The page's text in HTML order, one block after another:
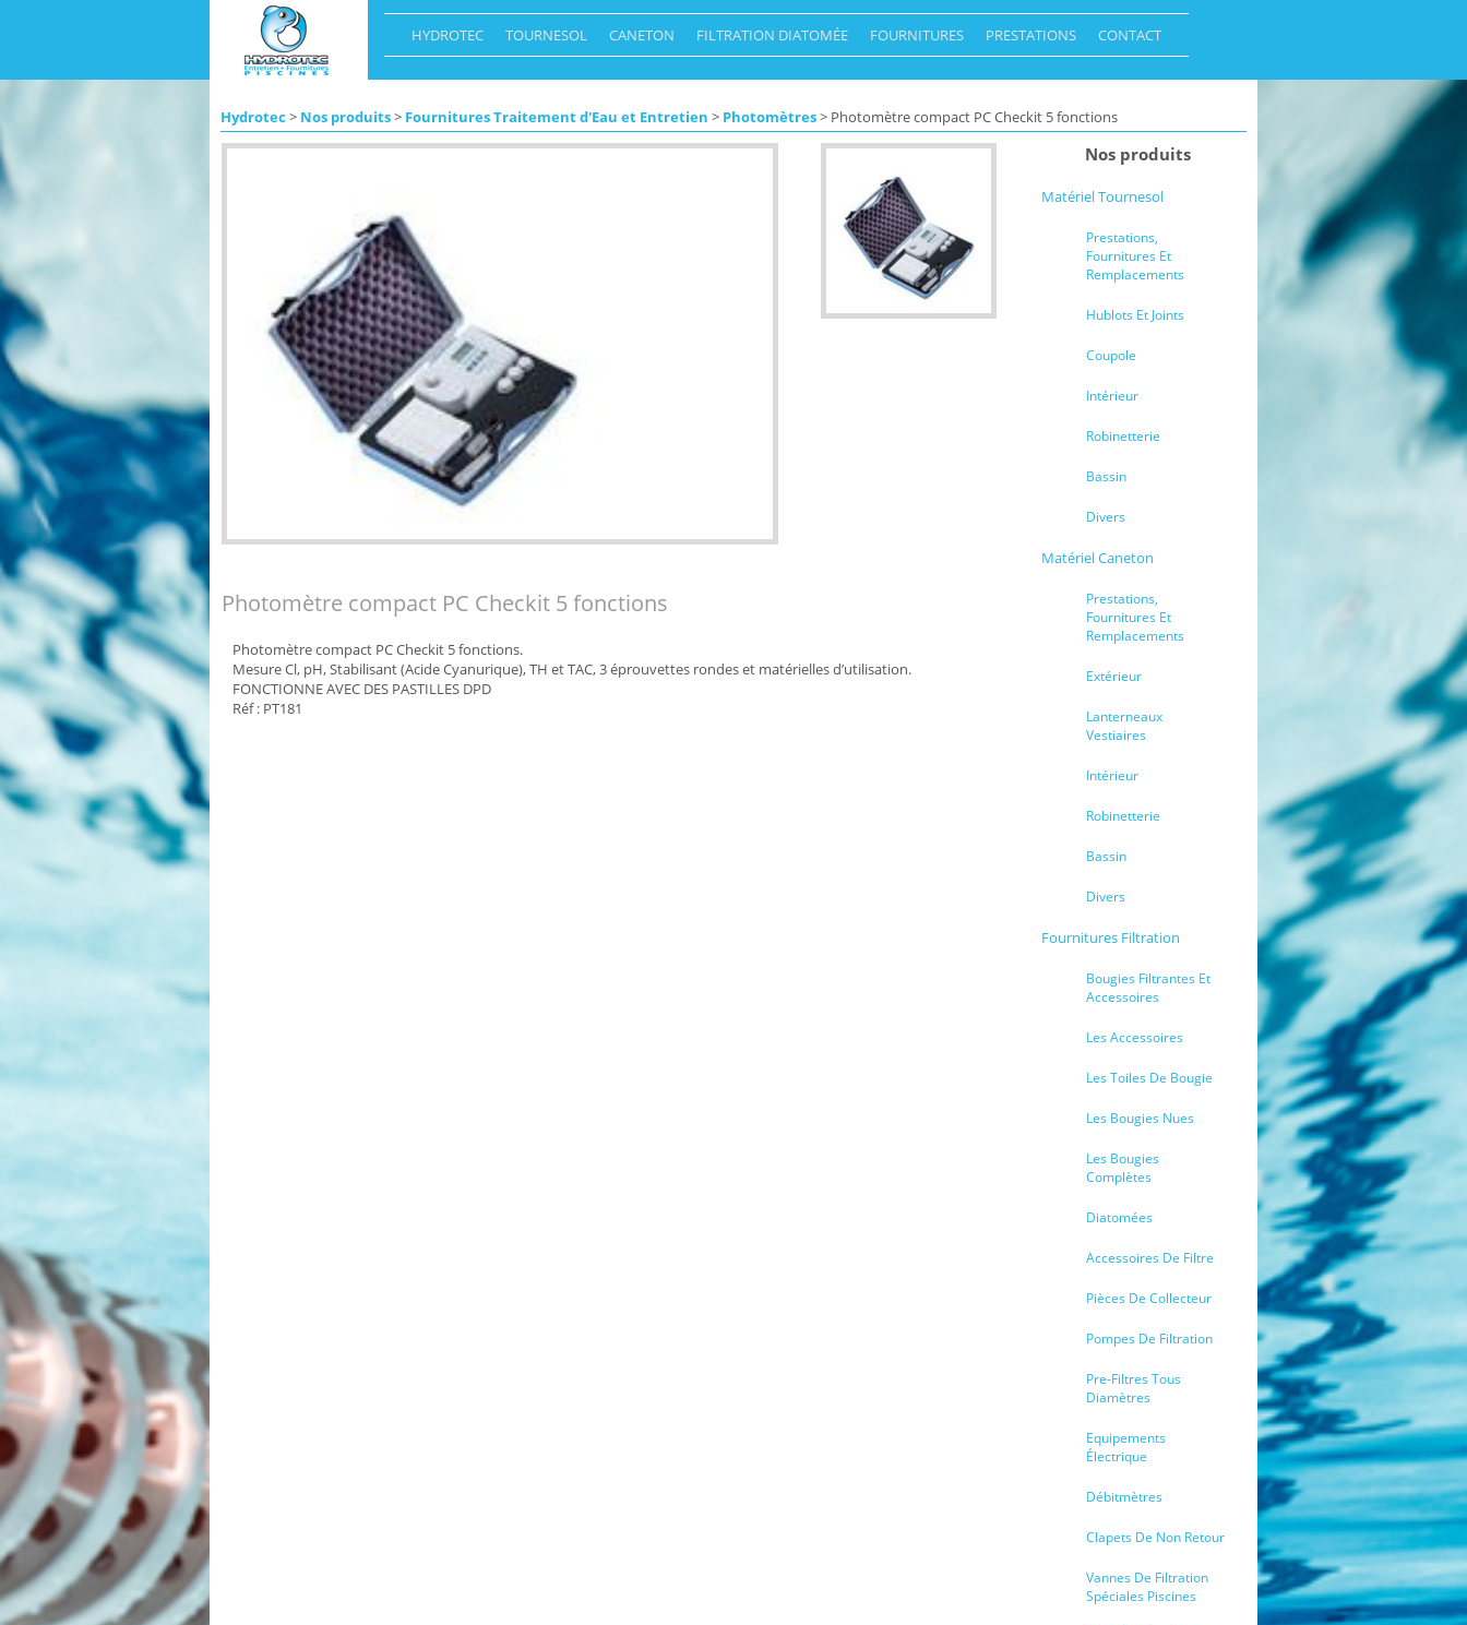
HYDROTEC TOURNESOL CANETON FILTRATION DIATOMÉE FOURNITURES PRESTATIONS CONTACT
Hydrotec > Nos produits> Fournitures Traitement d'Eau et Entretien > Photomètres> Photomètre compact PC Checkit 5 fonctions
Nos produits
Matériel Tournesol
Prestations,
Fournitures Et
Remplacements
Hublots Et Joints
Coupole
Intérieur
Robinetterie
Bassin
Divers
Matériel Caneton
Prestations,
Fournitures Et
Remplacements
Extérieur
Lanterneaux
Vestiaires
Intérieur
Robinetterie
Bassin
Divers
Fournitures Filtration
Bougies Filtrantes Et
Accessoires
Les Accessoires
Les Toiles De Bougie
Les Bougies Nues
Les Bougies
Complètes
Diatomées
Accessoires De Filtre
Pièces De Collecteur
Pompes De Filtration
Pre-Filtres Tous
Diamètres
Equipements
Électrique
Débitmètres
Clapets De Non Retour
Vannes De Filtration
Spéciales Piscines
Photomètre compact PC Checkit 5 fonctions
Photomètre compact PC Checkit 5 fonctions.
Mesure Cl, pH, Stabilisant (Acide Cyanurique), TH et TAC, 3 éprouvettes rondes et matérielles d’utilisation.
FONCTIONNE AVEC DES PASTILLES DPD
Réf : PT181